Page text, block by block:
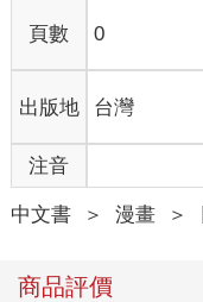
頁數 0
出版地 台灣
注音
中文書 ＞ 漫畫 ＞
商品評價